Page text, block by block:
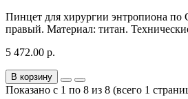
Пинцет для хирургии энтропиона по
правый. Материал: титан.
5 472.00 р.
В корзину
Показано с 1 по 8 из 8 (всего 1